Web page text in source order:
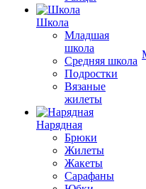
Школа
Младшая
школа
Средняя школа
Подростки
Вязаные
жилеты
Нарядная
Брюки
Жилеты
Жакеты
Сарафаны